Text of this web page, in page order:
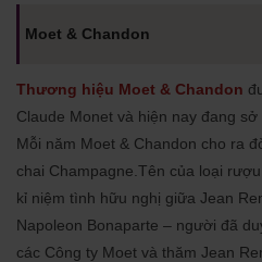
Moet & Chandon
Thương hiệu Moet & Chandon
Claude Monet và hiện nay đang
Mỗi năm Moet & Chandon cho ra
chai Champagne.Tên của loại
kỉ niệm tình hữu nghị giữa Jean
Napoleon Bonaparte – người đã
các Công ty Moet và thăm Jean